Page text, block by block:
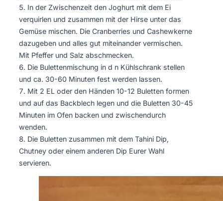
In der Zwischenzeit den Joghurt mit dem Ei
verquirlen und zusammen mit der Hirse unter das
Gemüse mischen. Die Cranberries und Cashewkerne
dazugeben und alles gut miteinander vermischen.
Mit Pfeffer und Salz abschmecken.
Die Bulettenmischung in d n Kühlschrank stellen
und ca. 30-60 Minuten fest werden lassen.
Mit 2 EL oder den Händen 10-12 Buletten formen
und auf das Backblech legen und die Buletten 30-45
Minuten im Ofen backen und zwischendurch
wenden.
Die Buletten zusammen mit dem Tahini Dip,
Chutney oder einem anderen Dip Eurer Wahl
servieren.